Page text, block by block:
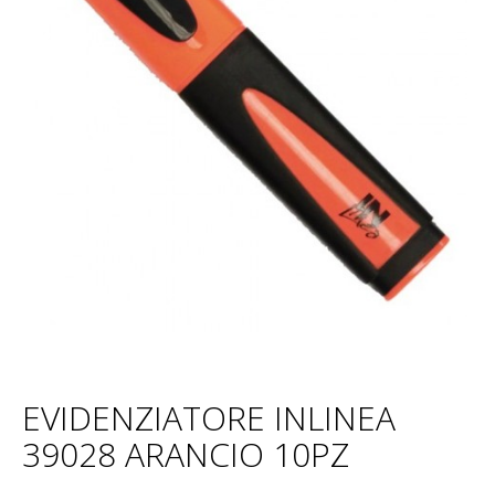
EVIDENZIATORE INLINEA
39028 ARANCIO 10PZ